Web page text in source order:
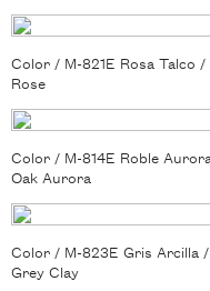
Color / M-821E Rosa Talco /
Rose
Color / M-814E Roble
Oak Aurora
Color / M-823E Gris Arcilla /
Grey Clay